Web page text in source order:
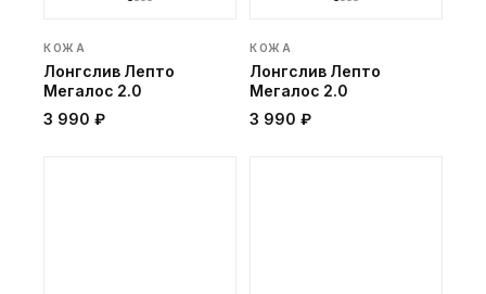
КОЖА
Лонгслив Лепто
Мегалос 2.0
3 990 ₽
КОЖА
Лонгслив Лепто
Мегалос 2.0
3 990 ₽